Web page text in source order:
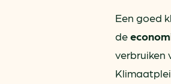
Een goed
de
verbruiken